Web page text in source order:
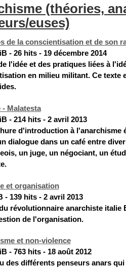
(théories,
euses)
de la conscientisation et de son
- 26 hits - 19 décembre 2014
l'idée et des pratiques liées à
en milieu militant. Ce texte
- Malatesta
- 214 hits - 2 avril 2013
d'introduction à l'anarchisme
dialogue dans un café entre
un juge, un négociant, un
et organisation
- 139 hits - 2 avril 2013
révolutionnaire anarchiste italie
de l'organisation.
et non-violence
- 763 hits - 18 août 2012
des différents penseurs anars